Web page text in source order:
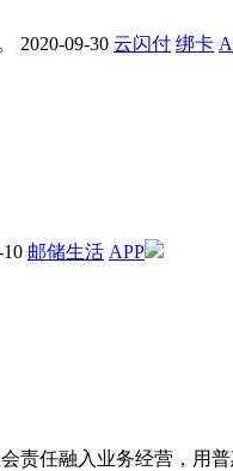
2020-09-30 云闪付 绑卡
10 邮储生活 APP
责任融入业务经营，用